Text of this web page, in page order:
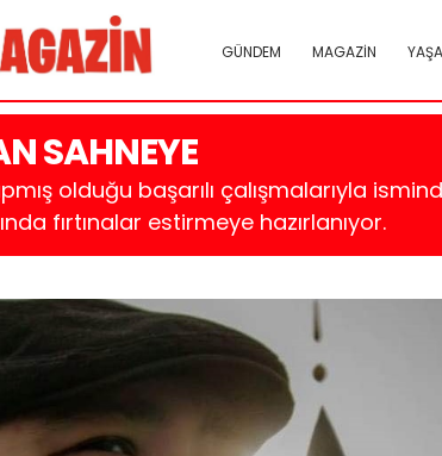
GÜNDEM MAGAZİN
SAHNEYE
olduğu başarılı çalışmalarıyla
fırtınalar estirmeye hazırlanıyor.